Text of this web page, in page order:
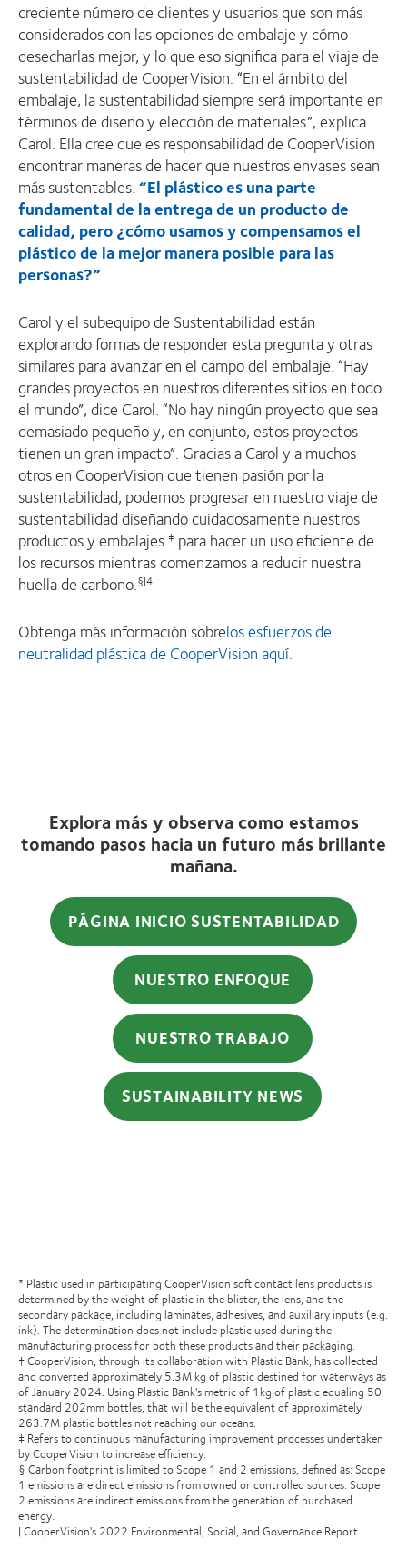
creciente número de clientes y usuarios que son más
considerados con las opciones de embalaje y cómo
desecharlas mejor, y lo que eso significa para el viaje de
sustentabilidad de CooperVision. “En el ámbito del
embalaje, la sustentabilidad siempre será importante en
términos de diseño y elección de materiales”, explica
Carol. Ella cree que es responsabilidad de CooperVision
encontrar maneras de hacer que nuestros envases sean
más sustentables.“El plástico es una parte
fundamental de la entrega de un producto de
calidad, pero ¿cómo usamos y compensamos el
plástico de la mejor manera posible para las
personas?”
Carol y el subequipo de Sustentabilidad están
explorando formas de responder esta pregunta y otras
similares para avanzar en el campo del embalaje. “Hay
grandes proyectos en nuestros diferentes sitios en todo
el mundo”, dice Carol. “No hay ningún proyecto que sea
demasiado pequeño y, en conjunto, estos proyectos
tienen un gran impacto”. Gracias a Carol y a muchos
otros en CooperVision que tienen pasión por la
sustentabilidad, podemos progresar en nuestro viaje de
sustentabilidad diseñando cuidadosamente nuestros
productos y embalajes ‡ para hacer un uso eficiente de
los recursos mientras comenzamos a reducir nuestra
huella de carbono.§|4
Obtenga más información sobrelos esfuerzos de
neutralidad plástica de CooperVision aquí.
Explora más y observa como estamos
tomando pasos hacia un futuro más brillante
mañana.
PÁGINA INICIO SUSTENTABILIDAD
NUESTRO ENFOQUE
NUESTRO TRABAJO
SUSTAINABILITY NEWS
* Plastic used in participating CooperVision soft contact lens products is
determined by the weight of plastic in the blister, the lens, and the
secondary package, including laminates, adhesives, and auxiliary inputs (e.g.
ink). The determination does not include plastic used during the
manufacturing process for both these products and their packaging.
† CooperVision, through its collaboration with Plastic Bank, has collected
and converted approximately 5.3M kg of plastic destined for waterways as
of January 2024. Using Plastic Bank's metric of 1kg of plastic equaling 50
standard 202mm bottles, that will be the equivalent of approximately
263.7M plastic bottles not reaching our oceans.
‡ Refers to continuous manufacturing improvement processes undertaken
by CooperVision to increase efficiency.
§ Carbon footprint is limited to Scope 1 and 2 emissions, defined as: Scope
1 emissions are direct emissions from owned or controlled sources. Scope
2 emissions are indirect emissions from the generation of purchased
energy.
| CooperVision's 2022 Environmental, Social, and Governance Report.